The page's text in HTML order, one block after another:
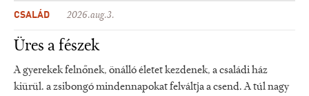
CSALÁD 2026.aug.3.
Üres a fészek
A gyerekek felnőnek, önálló életet kezdenek, a családi ház
kiürül. a zsibongó mindennapokat felváltja a csend. A túl nagy